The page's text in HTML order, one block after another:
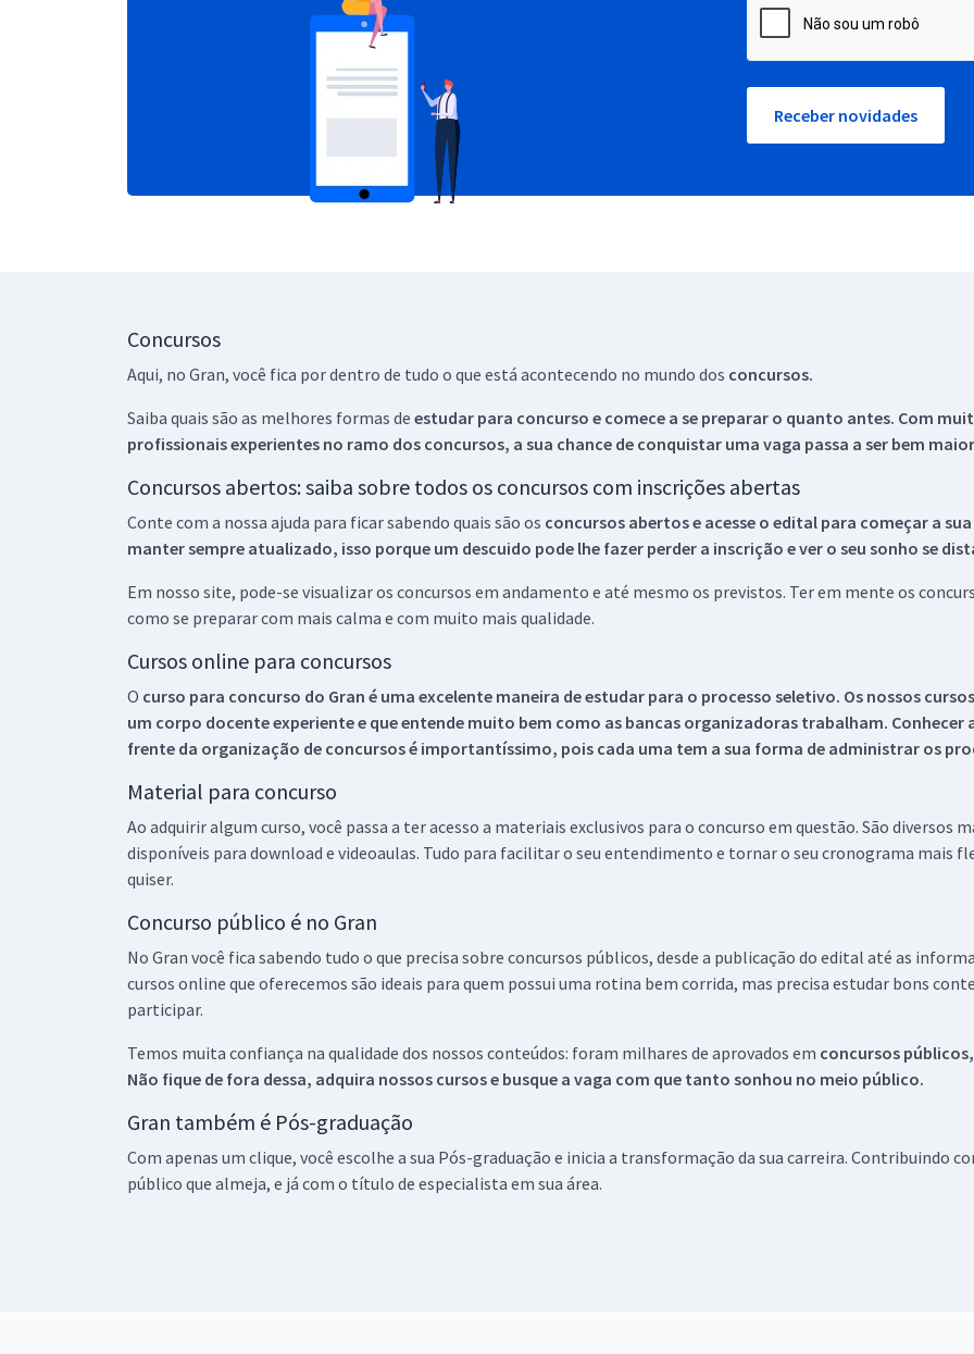
Receber novidades
Concursos
Aqui, no Gran, você fica por dentro de tudo o que está acontecendo no mundo dos concursos.
Saiba quais são as melhores formas de estudar para concurso e comece a se preparar o quanto antes. Com
profissionais experientes no ramo dos concursos, a sua chance de conquistar uma vaga passa a ser bem
Concursos abertos: saiba sobre todos os concursos com inscrições abertas
Conte com a nossa ajuda para ficar sabendo quais são os concursos abertos e acesse o edital para começar a
manter sempre atualizado, isso porque um descuido pode lhe fazer perder a inscrição e ver o seu sonho se
Em nosso site, pode-se visualizar os concursos em andamento e até mesmo os previstos. Ter em mente os
como se preparar com mais calma e com muito mais qualidade.
Cursos online para concursos
O curso para concurso do Gran é uma excelente maneira de estudar para o processo seletivo. Os nossos
um corpo docente experiente e que entende muito bem como as bancas organizadoras trabalham.
frente da organização de concursos é importantíssimo, pois cada uma tem a sua forma de administrar os
Material para concurso
Ao adquirir algum curso, você passa a ter acesso a materiais exclusivos para o concurso em questão. São
disponíveis para download e videoaulas. Tudo para facilitar o seu entendimento e tornar o seu cronograma mais
quiser.
Concurso público é no Gran
No Gran você fica sabendo tudo o que precisa sobre concursos públicos, desde a publicação do edital até as
cursos online que oferecemos são ideais para quem possui uma rotina bem corrida, mas precisa estudar bons
participar.
Temos muita confiança na qualidade dos nossos conteúdos: foram milhares de aprovados em concursos
Não fique de fora dessa, adquira nossos cursos e busque a vaga com que tanto sonhou no meio público.
Gran também é Pós-graduação
Com apenas um clique, você escolhe a sua Pós-graduação e inicia a transformação da sua carreira. Contribuindo
público que almeja, e já com o título de especialista em sua área.